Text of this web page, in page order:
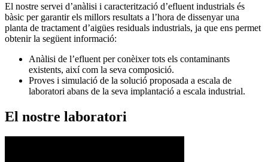
El nostre servei d’anàlisi i caracterització d’efluent industrials és
bàsic per garantir els millors resultats a l’hora de dissenyar una
planta de tractament d’aigües residuals industrials, ja que ens permet
obtenir la següent informació:
Anàlisi de l’efluent per conèixer tots els contaminants
existents, així com la seva composició.
Proves i simulació de la solució proposada a escala de
laboratori abans de la seva implantació a escala industrial.
El nostre laboratori